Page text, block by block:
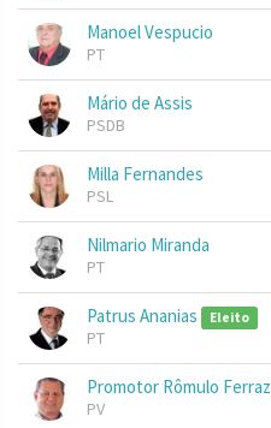
Manoel Vespucio
PT
Mário de Assis
PSDB
Milla Fernandes
PSL
Nilmario Miranda
PT
Patrus Ananias Eleito
PT
Promotor Rômulo Ferraz
PV